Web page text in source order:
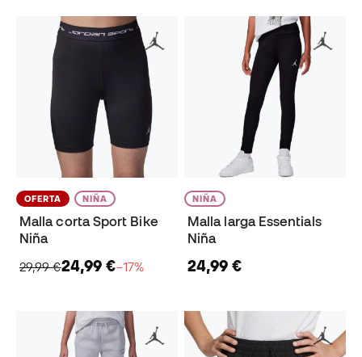
OFERTA NIÑA
Malla corta Sport Bike
Niña
29,99 €24,99 €−17%
NIÑA
Malla larga Essentials
Niña
24,99 €